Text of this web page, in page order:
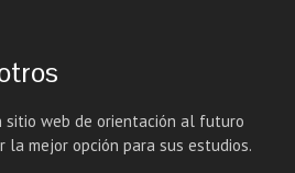
sitio web de orientación al futuro
mejor opción para sus estudios.